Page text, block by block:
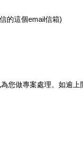
的這個email信箱)
您做專案處理。如逾